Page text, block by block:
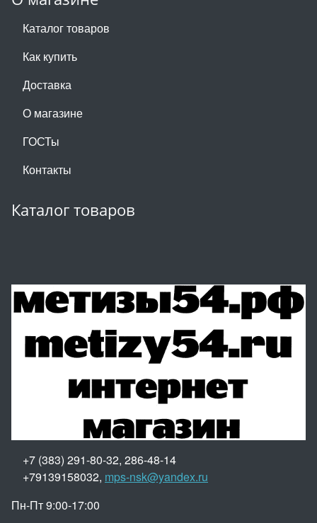
Каталог товаров
Как купить
Доставка
О магазине
ГОСТы
Контакты
Каталог товаров
+7 (383) 291-80-32, 286-48-14
+79139158032, mps-nsk@yandex.ru
Пн-Пт 9:00-17:00